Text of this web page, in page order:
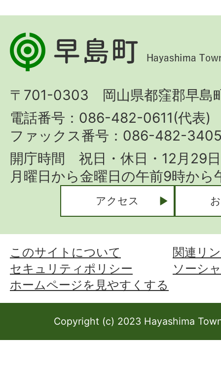
早
島
Hayashima
Town
〒701-0303 岡山県都窪郡早島
電話番号：086-482-0611(代表)
ファックス番号：086-482-
開庁時間 祝日・休日・12月29
月曜日から金曜日の午前9時か
アクセス
このサイトについて
関連リ
セキュリティポリシー
ソーシ
ホームページを見やすくする
Copyright (c) 2023 Hayashima